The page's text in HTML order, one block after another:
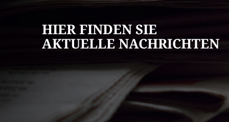
Mängel melden
Wahlen
HIER FINDEN SIE
AKTUELLE NACHRICHTEN